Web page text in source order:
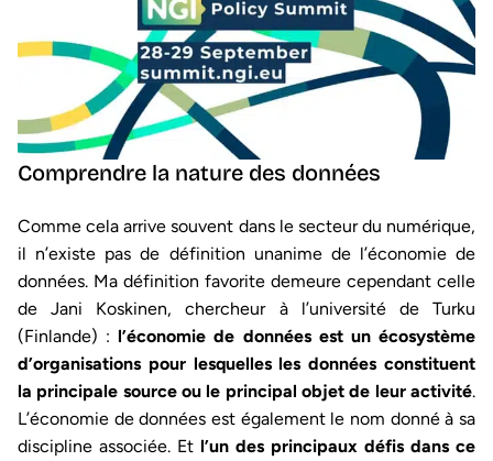
Comprendre la nature des données
Comme cela arrive souvent dans le secteur du numérique,
il n’existe pas de définition unanime de l’économie de
données. Ma définition favorite demeure cependant celle
de Jani Koskinen, chercheur à l’université de Turku
(Finlande) :l’économie de donnéesest un écosystème
d’organisations pour lesquelles les données constituent
la principale source ou le principal objet de leur activité.
L’économie de données est également le nom donné à sa
discipline associée. Et l’un des principaux défis dans ce